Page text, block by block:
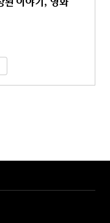
이야기, 영화